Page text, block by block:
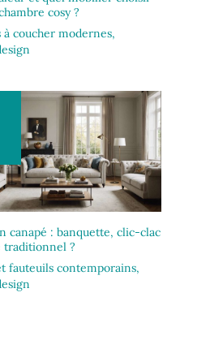
cosy ?
à coucher modernes,
canapé : banquette, clic-clac
traditionnel ?
fauteuils contemporains,